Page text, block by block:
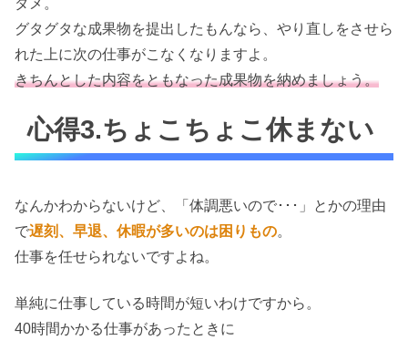
ダメ。
グタグタな成果物を提出したもんなら、やり直しをさせら
れた上に次の仕事がこなくなりますよ。
きちんとした内容をともなった成果物を納めましょう。
心得3.ちょこちょこ休まない
なんかわからないけど、「体調悪いので･･･」とかの理由
で遅刻、早退、休暇が多いのは困りもの。
仕事を任せられないですよね。
単純に仕事している時間が短いわけですから。
40時間かかる仕事があったときに